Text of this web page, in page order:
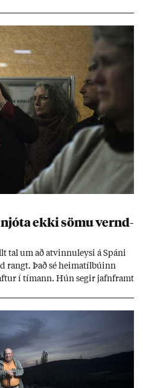
ekki sömu vernd­
tal um að at­vinnu­leysi á Spáni
rangt. Það sé heima­tíl­bú­inn
í tím­ann. Hún seg­ir jafn­framt